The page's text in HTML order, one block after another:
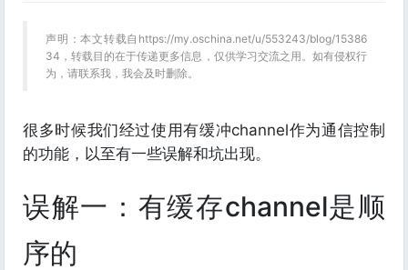
声明：本文转载自https://my.oschina.net/u/553243/blog/15386
34，转载目的在于传递更多信息，仅供学习交流之用。如有侵权行
为，请联系我，我会及时删除。
很多时候我们经过使用有缓冲channel作为通信控制
的功能，以至有一些误解和坑出现。
误解一：有缓存channel是顺
序的